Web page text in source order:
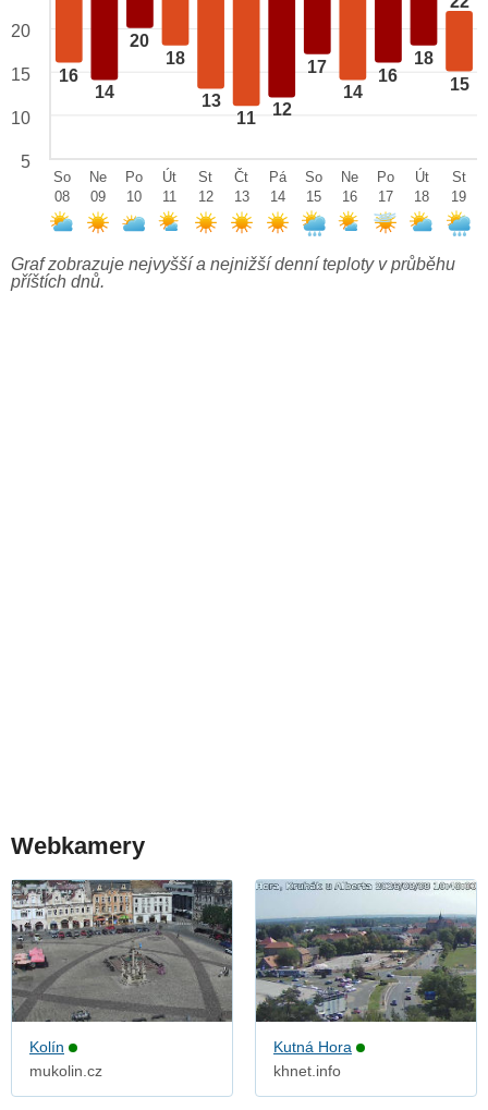
16
14
20
18
13
11 12
17
14
16
18
15
20
15
10
5
So
08
Ne
09
Po
10
Út
11
St
12
Čt
13
Pá
14
So
15
Ne
16
Po
17
Út
18
St
19
Graf zobrazuje nejvyšší a nejnižší denní teploty v průběhu
příštích dnů.
Webkamery
Kolín
mukolin.cz
Kutná Hora
khnet.info